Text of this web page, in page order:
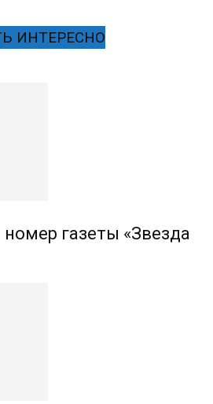
ИНТЕРЕСНО
газеты «Звезда